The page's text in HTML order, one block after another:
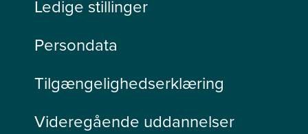
Ledige stillinger
Persondata
Tilgængelighedserklæring
Videregående uddannelser